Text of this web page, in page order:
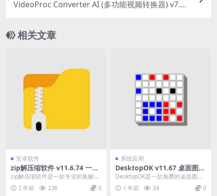
VideoProc Converter AI (多功能视频转换器) v7.9
相关文章
安卓软件
zip解压缩软件 v11.6.74 一款
专业的集解压缩/压缩和文件管
理于一身的工具
zip解压缩软件是一款专业的集解压
缩/压缩和文件管理于一身的工具。
可以一键解压z...
2 年前 226 0
系统应用
DesktopOK v11.67 桌面图标
管理软件中文绿色版
DesktopOK是一款免费的桌面图标
布局管理软件，它可以帮助用户保
存和恢复桌面...
1 年前 34 0